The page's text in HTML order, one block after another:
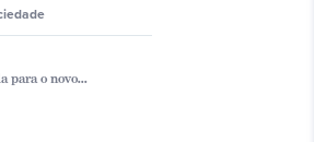
para o novo...